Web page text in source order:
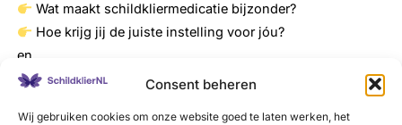
Consent beheren
Wij gebruiken cookies om onze website goed te laten werken, het
Wat maakt schildkliermedicatie bijzonder?
Hoe krijg jij de juiste instelling voor jóu?
en
Tips bij het innemen van medicatie